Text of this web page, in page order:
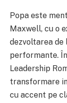
Popa este
Maxwell, cu o
dezvoltarea de
performante.
Leadership
transformare
cu accent pe